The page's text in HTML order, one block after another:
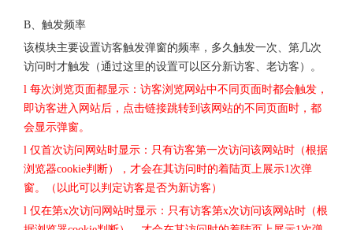
B、触发频率
该模块主要设置访客触发弹窗的频率，多久触发一次、第几次
访问时才触发（通过这里的设置可以区分新访客、老访客）。
l 每次浏览页面都显示：访客浏览网站中不同页面时都会触发，
即访客进入网站后，点击链接跳转到该网站的不同页面时，都
会显示弹窗。
l 仅首次访问网站时显示：只有访客第一次访问该网站时（根据
浏览器cookie判断），才会在其访问时的着陆页上展示1次弹
窗。（以此可以判定访客是否为新访客）
l 仅在第x次访问网站时显示：只有访客第x次访问该网站时（根